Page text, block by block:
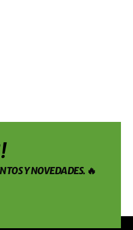
Y NOVEDADES. 🔥